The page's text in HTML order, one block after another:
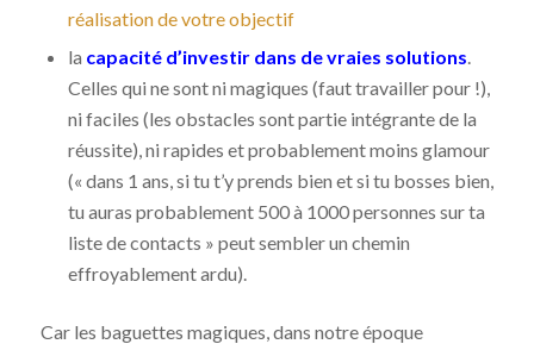
réalisation de votre objectif
la capacité d’investir dans de vraies solutions.
Celles qui ne sont ni magiques (faut travailler pour !),
ni faciles (les obstacles sont partie intégrante de la
réussite), ni rapides et probablement moins glamour
(« dans 1 ans, si tu t’y prends bien et si tu bosses bien,
tu auras probablement 500 à 1000 personnes sur ta
liste de contacts » peut sembler un chemin
effroyablement ardu).
Car les baguettes magiques, dans notre époque